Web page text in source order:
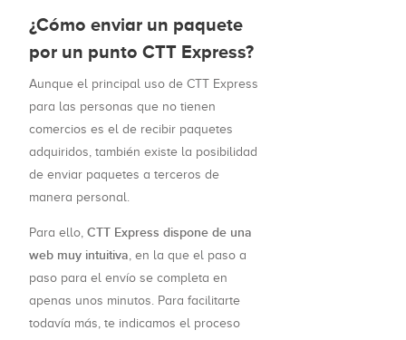
¿Cómo enviar un paquete
por un punto CTT Express?
Aunque el principal uso de CTT Express
para las personas que no tienen
comercios es el de recibir paquetes
adquiridos, también existe la posibilidad
de enviar paquetes a terceros de
manera personal.
Para ello, CTT Express dispone de una
web muy intuitiva, en la que el paso a
paso para el envío se completa en
apenas unos minutos. Para facilitarte
todavía más, te indicamos el proceso